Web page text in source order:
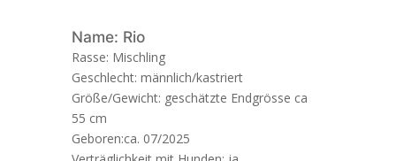
Name: Rio
Rasse: Mischling
Geschlecht: männlich/kastriert
Größe/Gewicht: geschätzte Endgrösse ca
55 cm
Geboren:ca. 07/2025